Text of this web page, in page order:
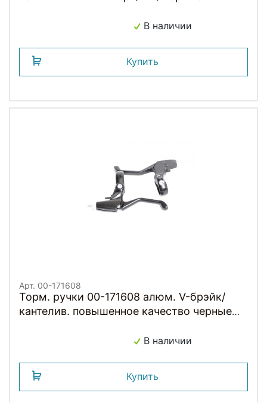
В наличии
Купить
Арт. 00-171608
Торм. ручки 00-171608 алюм. V-брэйк/
кантелив. повышенное качество черные
В наличии
Купить